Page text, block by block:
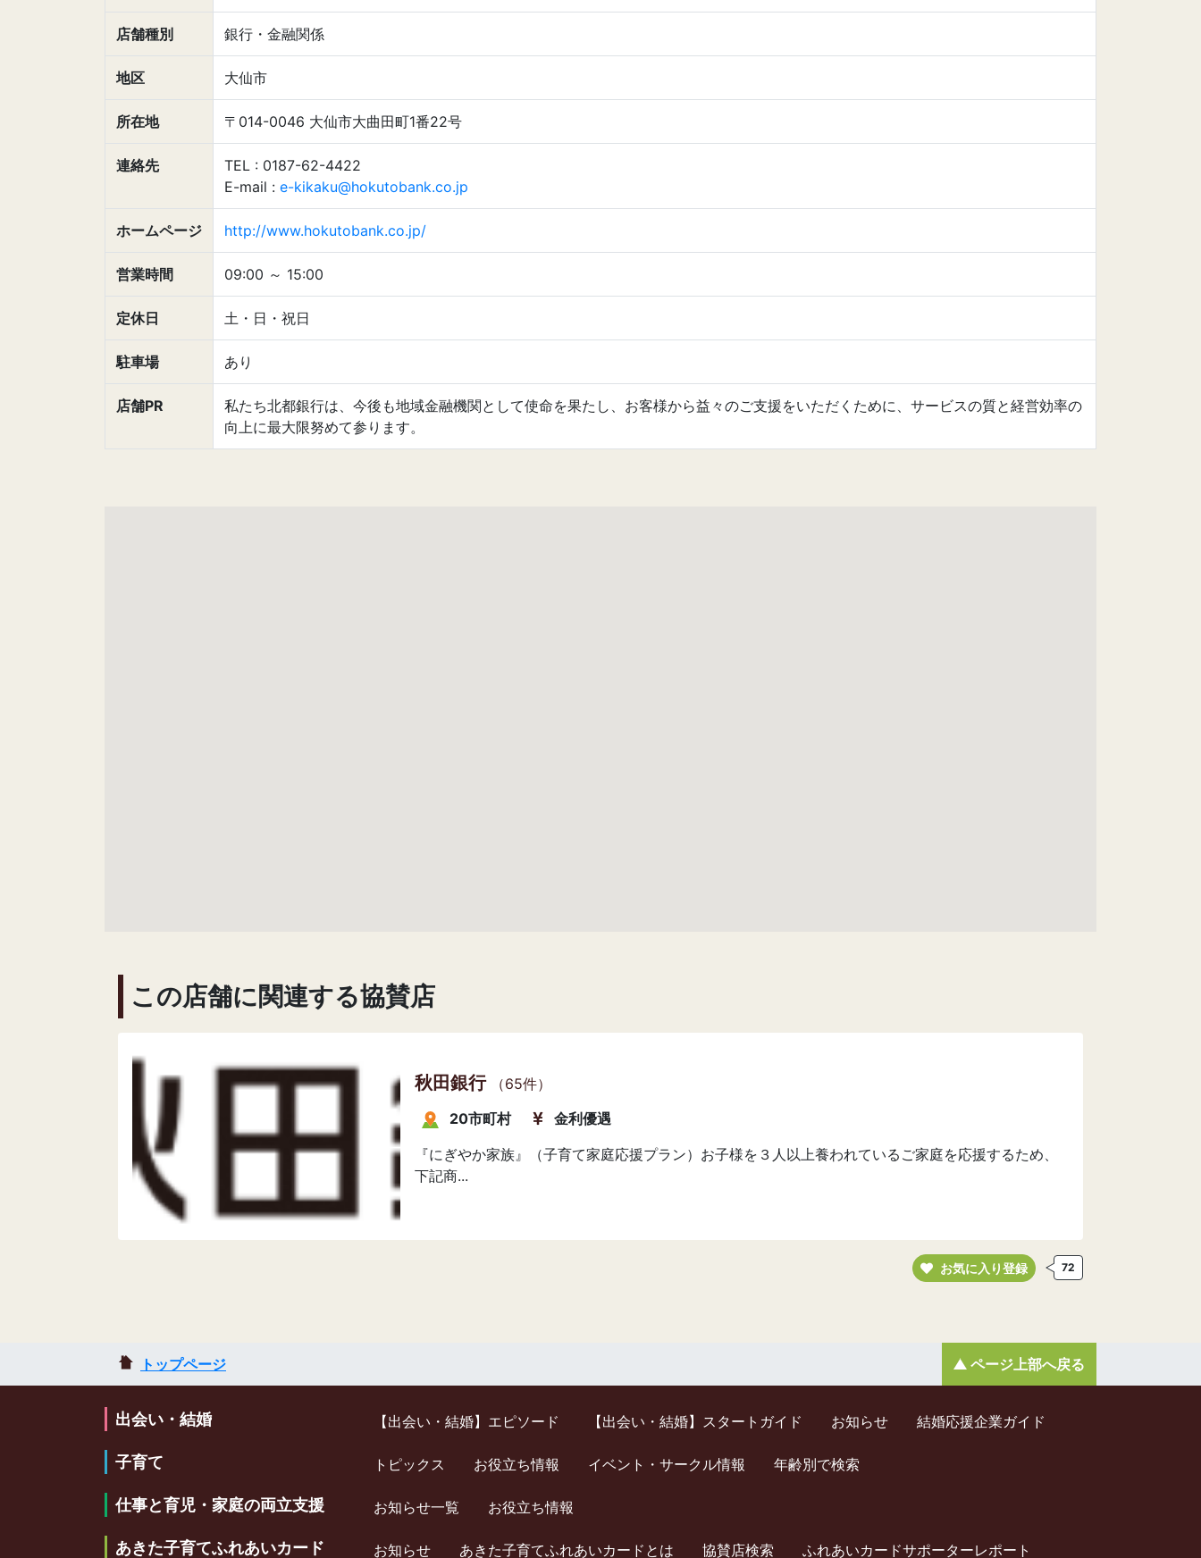
店舗種別 銀行・金融関係
地区 大仙市
所在地 〒014-0046 大仙市大曲田町1番22号
連絡先
TEL : 0187-62-4422
E-mail : e-kikaku@hokutobank.co.jp
ホームページ http://www.hokutobank.co.jp/
営業時間 09:00 ～ 15:00
定休日 土・日・祝日
駐車場 あり
店舗PR
私たち北都銀行は、今後も地域金融機関として使命を果たし、お客様から益々のご支援をいただくために、サービスの質と経営効率の
向上に最大限努めて参ります。
この店舗に関連する協賛店
秋田銀行
（65件）
20市町村
金利優遇
『にぎやか家族』（子育て家庭応援プラン）お子様を３人以上養われているご家庭を応援するため、
下記商...
お気に入り登録 72
トップページ ページ上部へ戻る
出会い・結婚 【出会い・結婚】エピソード 【出会い・結婚】スタートガイド お知らせ 結婚応援企業ガイド
子育て トピックス お役立ち情報 イベント・サークル情報 年齢別で検索
仕事と育児・家庭の両立支援 お知らせ一覧 お役立ち情報
あきた子育てふれあいカード お知らせ あきた子育てふれあいカードとは 協賛店検索 ふれあいカードサポーターレポート